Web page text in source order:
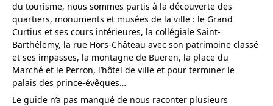
du tourisme, nous sommes partis à la découverte des
quartiers, monuments et musées de la ville : le Grand
Curtius et ses cours intérieures, la collégiale Saint-
Barthélemy, la rue Hors-Château avec son patrimoine classé
et ses impasses, la montagne de Bueren, la place du
Marché et le Perron, l’hôtel de ville et pour terminer le
palais des prince-évêques…
Le guide n’a pas manqué de nous raconter plusieurs